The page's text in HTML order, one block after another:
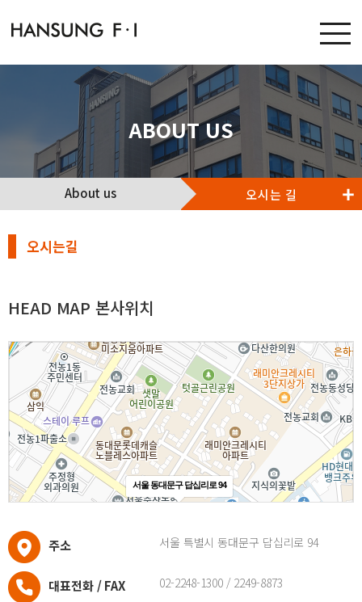
ABOUT US
About us 오시는 길
오시는길
HEAD MAP 본사위치
서울 동대문구 답십리로 94
주소 서울 특별시 동대문구 답십리로 94
대표전화 / FAX 02-2248-1300 / 2249-8873